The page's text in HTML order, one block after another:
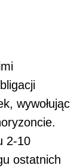
wywołując
2-10
ostatnich